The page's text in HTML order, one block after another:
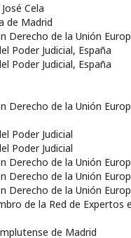
Cela
de Madrid
Derecho de la Unión
Poder Judicial, España
Poder Judicial, España
Derecho de la Unión
Poder Judicial
Poder Judicial
Derecho de la Unión
Derecho de la Unión
Derecho de la Unión
de la Red de Expertos
de Madrid